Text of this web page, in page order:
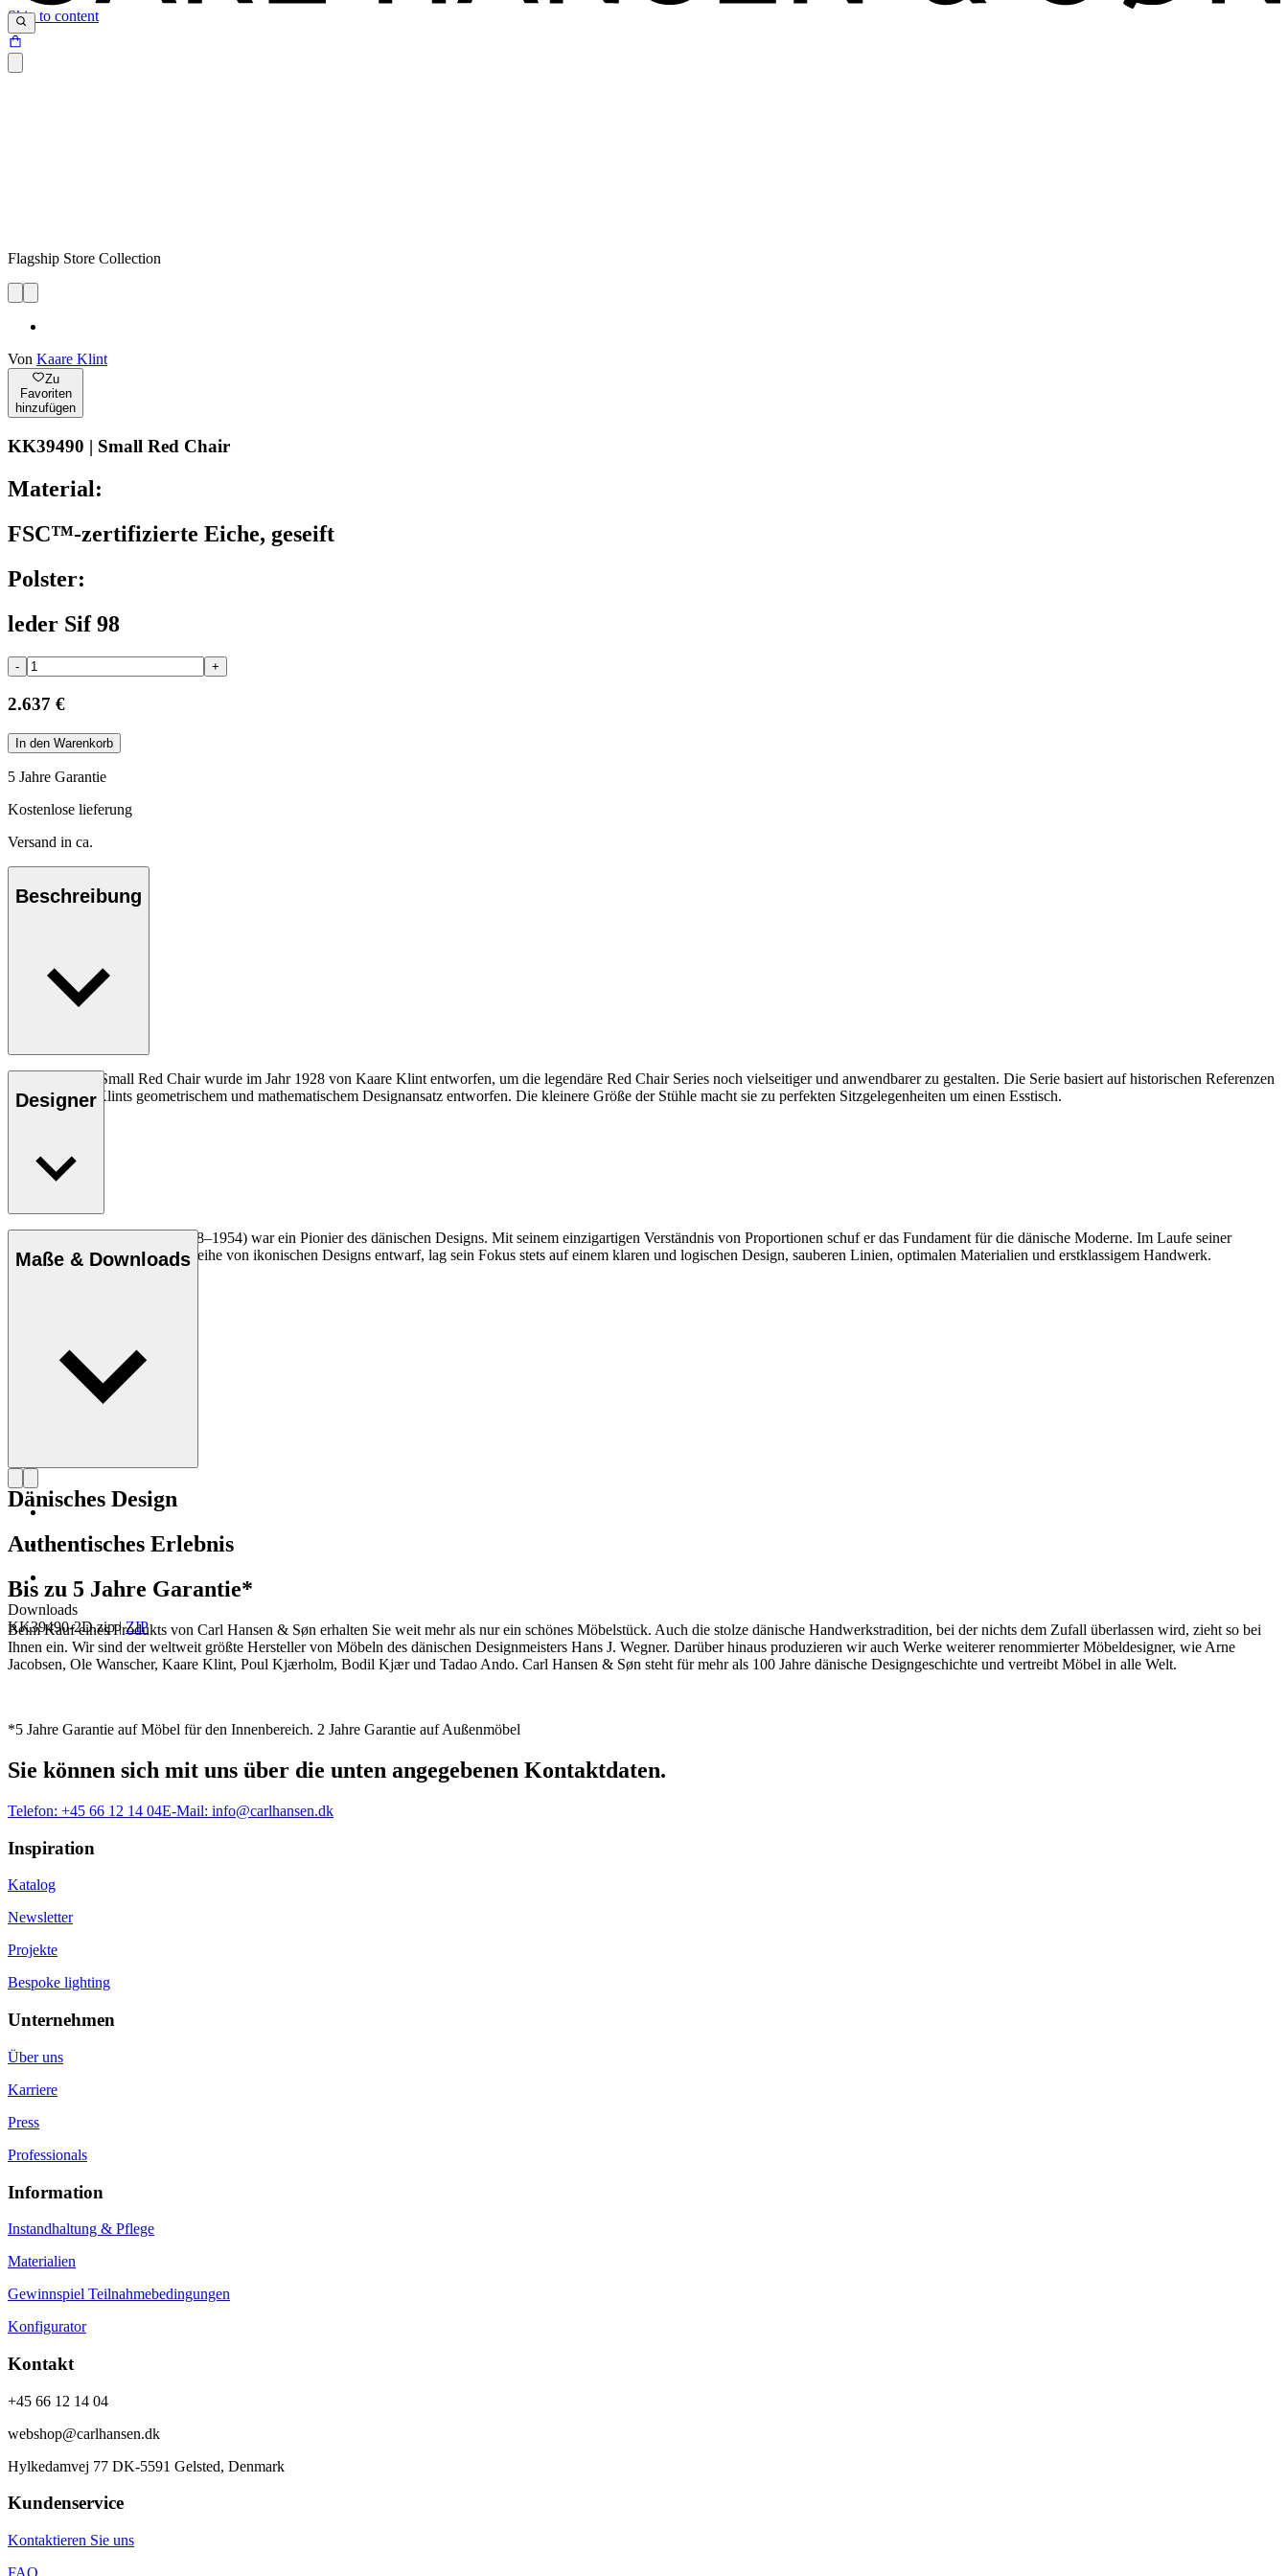
Skip to content
Flagship Store Collection
Von Kaare Klint
Zu
Favoriten
hinzufügen
KK39490 | Small Red Chair
Material:
FSC™-zertifizierte Eiche, geseift
Polster:
leder Sif 98
- +
2.637 €
In den Warenkorb
5 Jahre Garantie
Kostenlose lieferung
Versand in ca.
Beschreibung
Der KK39490 Small Red Chair wurde im Jahr 1928 von Kaare Klint entworfen, um die legendäre Red Chair Series noch vielseitiger und anwendbarer zu gestalten. Die Serie basiert auf historischen Referenzen
und ist gemäß Klints geometrischem und mathematischem Designansatz entworfen. Die kleinere Größe der Stühle macht sie zu perfekten Sitzgelegenheiten um einen Esstisch.
Designer
Der Architekt Kaare Klint (1888–1954) war ein Pionier des dänischen Designs. Mit seinem einzigartigen Verständnis von Proportionen schuf er das Fundament für die dänische Moderne. Im Laufe seiner
Karriere, in der er eine ganze Reihe von ikonischen Designs entwarf, lag sein Fokus stets auf einem klaren und logischen Design, sauberen Linien, optimalen Materialien und erstklassigem Handwerk.
Maße & Downloads
Downloads
KK39490-2D.zip|ZIP
Dänisches Design
Authentisches Erlebnis
Bis zu 5 Jahre Garantie*
Beim Kauf eines Produkts von Carl Hansen & Søn erhalten Sie weit mehr als nur ein schönes Möbelstück. Auch die stolze dänische Handwerkstradition, bei der nichts dem Zufall überlassen wird, zieht so bei
Ihnen ein. Wir sind der weltweit größte Hersteller von Möbeln des dänischen Designmeisters Hans J. Wegner. Darüber hinaus produzieren wir auch Werke weiterer renommierter Möbeldesigner, wie Arne
Jacobsen, Ole Wanscher, Kaare Klint, Poul Kjærholm, Bodil Kjær und Tadao Ando. Carl Hansen & Søn steht für mehr als 100 Jahre dänische Designgeschichte und vertreibt Möbel in alle Welt.
*5 Jahre Garantie auf Möbel für den Innenbereich. 2 Jahre Garantie auf Außenmöbel
Sie können sich mit uns über die unten angegebenen Kontaktdaten.
Telefon: +45 66 12 14 04E-Mail: info@carlhansen.dk
Inspiration
Katalog
Newsletter
Projekte
Bespoke lighting
Unternehmen
Über uns
Karriere
Press
Professionals
Information
Instandhaltung & Pflege
Materialien
Gewinnspiel Teilnahmebedingungen
Konfigurator
Kontakt
+45 66 12 14 04
webshop@carlhansen.dk
Hylkedamvej 77 DK-5591 Gelsted, Denmark
Kundenservice
Kontaktieren Sie uns